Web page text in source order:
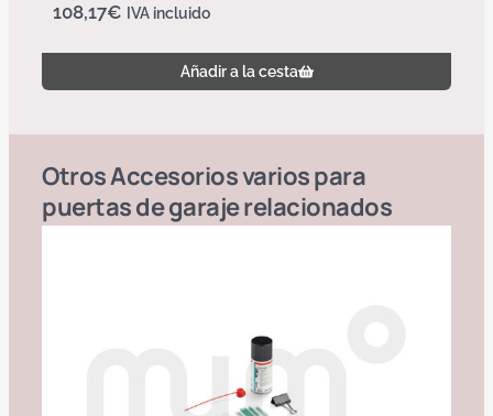
108,17€ IVA incluido
Añadir a la cesta
OtrosAccesorios varios para
puertas de garajerelacionados